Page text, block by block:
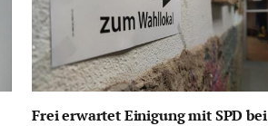
Frei erwartet Einigung mit SPD bei